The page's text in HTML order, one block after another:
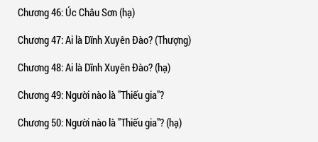
Chương 46: Úc Châu Sơn (hạ)
Chương 47: Ai là Dĩnh Xuyên Đào? (Thượng)
Chương 48: Ai là Dĩnh Xuyên Đào? (hạ)
Chương 49: Người nào là "Thiếu gia"?
Chương 50: Người nào là "Thiếu gia"? (hạ)